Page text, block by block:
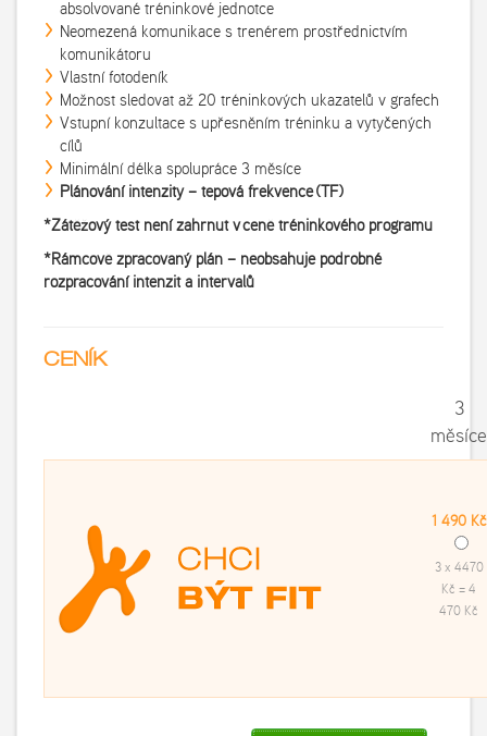
absolvované tréninkové jednotce
Neomezená komunikace s trenérem prostřednictvím
komunikátoru
Vlastní fotodeník
Možnost sledovat až 20 tréninkových ukazatelů v grafech
Vstupní konzultace s upřesněním tréninku a vytyčených
cílů
Minimální délka spolupráce 3 měsíce
Plánování intenzity – tepová frekvence (TF)
*Zátěžový test není zahrnut v ceně tréninkového programu
*Rámcově zpracovaný plán– neobsahuje podrobné
rozpracování intenzit a intervalů
CENÍK
3
měsíce
1 490 Kč
3 x 4470
Kč = 4
470 Kč